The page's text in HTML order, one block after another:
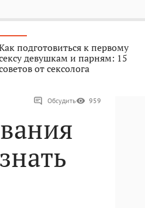
подготовиться к первому
девушкам и парням: 15
от сексолога
Обсудить 959